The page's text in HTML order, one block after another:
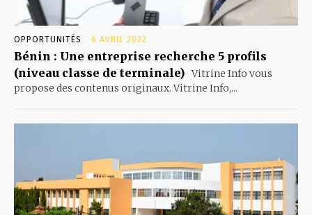
OPPORTUNITÉS 6 AVRIL 2022
Bénin : Une entreprise recherche 5 profils
(niveau classe de terminale) Vitrine Info vous
propose des contenus originaux. Vitrine Info,...